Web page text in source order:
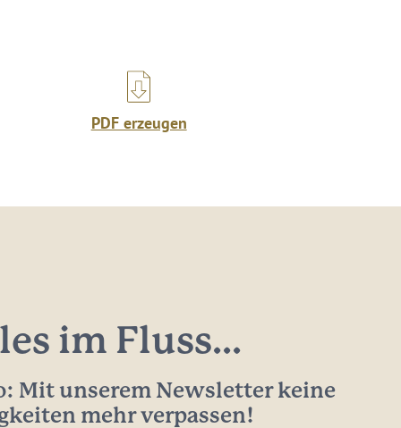
PDF erzeugen
im Fluss...
Mit unserem Newsletter keine
mehr verpassen!